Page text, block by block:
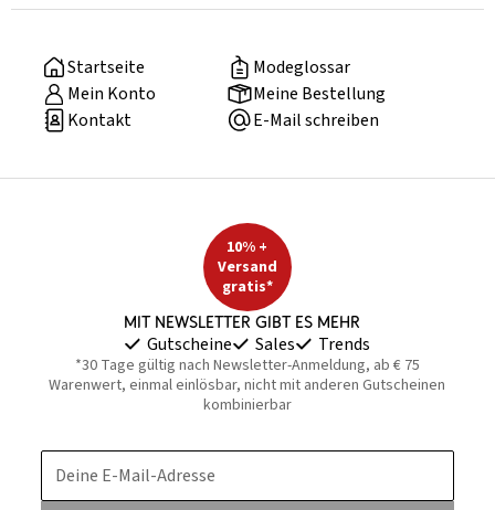
Startseite
Modeglossar
Mein Konto
Meine Bestellung
Kontakt
E-Mail schreiben
10% +
Versand
gratis*
Mit Newsletter gibt es mehr
Gutscheine Sales Trends
*30 Tage gültig nach Newsletter-Anmeldung, ab € 75
Warenwert, einmal einlösbar, nicht mit anderen Gutscheinen
kombinierbar
Deine E-Mail-Adresse